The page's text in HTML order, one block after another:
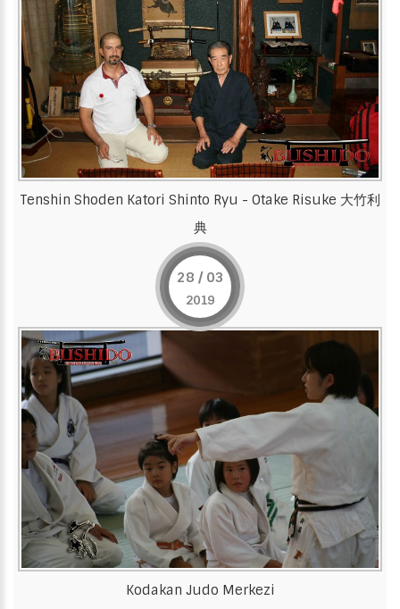
Tenshin Shoden Katori Shinto Ryu - Otake Risuke 大竹利
典
28 / 03
2019
Kodakan Judo Merkezi